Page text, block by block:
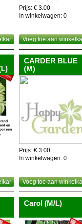
Prijs: € 3.00
In winkelwagen: 0
Voeg toe aan
CARDER BLUE
(M)
Prijs: € 3.00
In winkelwagen: 0
Voeg toe aan
Carol (M/L)